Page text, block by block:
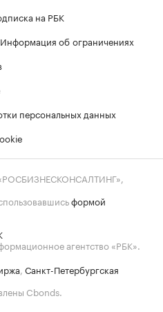
на РБК
Информация об ограничениях
персональных данных
формой
агентство «РБК».
Санкт-Петербургская
Cbonds.